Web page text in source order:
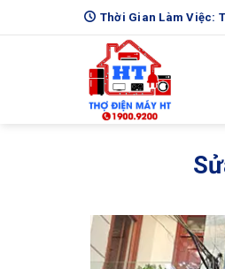
to
Thời Gian Làm Việc: